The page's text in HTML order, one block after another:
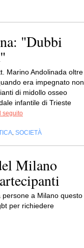
"Dubbi
Marino Andolinada oltre
era impegnato non
di midollo osseo
infantile di Trieste
seguito
SOCIETÀ
Milano
a Milano questo
per richiedere